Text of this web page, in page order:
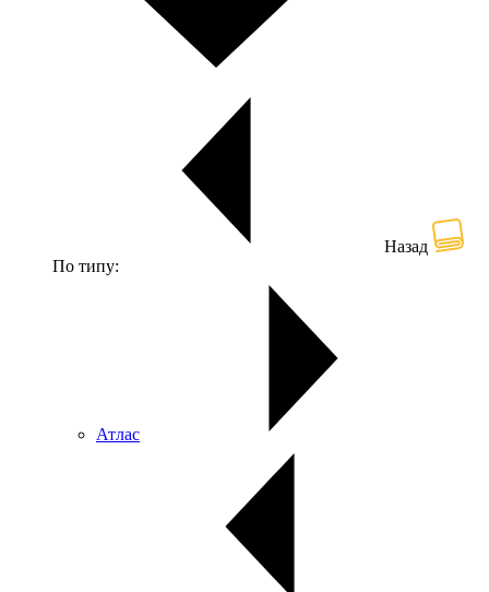
Назад
По типу:
Атлас